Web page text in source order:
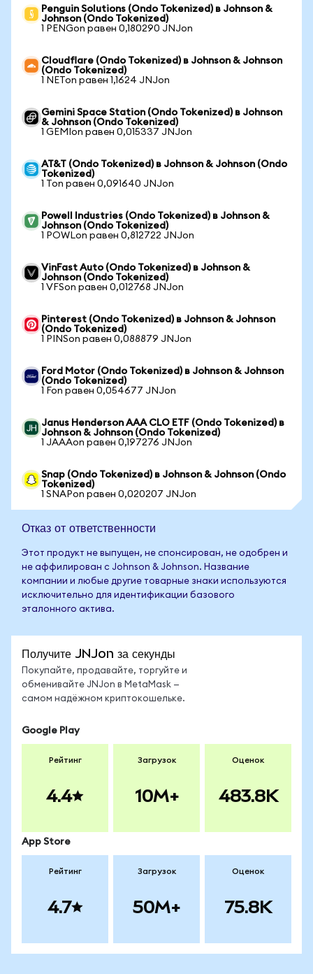
Penguin Solutions (Ondo Tokenized) в Johnson &
Johnson (Ondo Tokenized)
1 PENGon равен 0,180290 JNJon
Cloudflare (Ondo Tokenized) в Johnson & Johnson
(Ondo Tokenized)
1 NETon равен 1,1624 JNJon
Gemini Space Station (Ondo Tokenized) в Johnson
& Johnson (Ondo Tokenized)
1 GEMIon равен 0,015337 JNJon
AT&T (Ondo Tokenized) в Johnson & Johnson (Ondo
Tokenized)
1 Ton равен 0,091640 JNJon
Powell Industries (Ondo Tokenized) в Johnson &
Johnson (Ondo Tokenized)
1 POWLon равен 0,812722 JNJon
VinFast Auto (Ondo Tokenized) в Johnson &
Johnson (Ondo Tokenized)
1 VFSon равен 0,012768 JNJon
Pinterest (Ondo Tokenized) в Johnson & Johnson
(Ondo Tokenized)
1 PINSon равен 0,088879 JNJon
Ford Motor (Ondo Tokenized) в Johnson & Johnson
(Ondo Tokenized)
1 Fon равен 0,054677 JNJon
Janus Henderson AAA CLO ETF (Ondo Tokenized) в
Johnson & Johnson (Ondo Tokenized)
1 JAAAon равен 0,197276 JNJon
Snap (Ondo Tokenized) в Johnson & Johnson (Ondo
Tokenized)
1 SNAPon равен 0,020207 JNJon
Отказ от ответственности
Этот продукт не выпущен, не спонсирован, не одобрен и
не аффилирован с Johnson & Johnson. Название
компании и любые другие товарные знаки используются
исключительно для идентификации базового
эталонного актива.
Получите JNJon за секунды
Покупайте, продавайте, торгуйте и
обменивайте JNJon в MetaMask —
самом надёжном криптокошельке.
Google Play
Рейтинг
4.4
Загрузок
10M+
Оценок
483.8K
App Store
Рейтинг
4.7
Загрузок
50M+
Оценок
75.8K